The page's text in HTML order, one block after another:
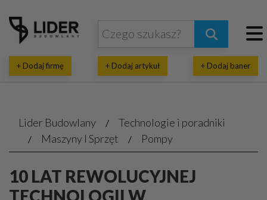
+ Dodaj firmę + Dodaj artykuł + Dodaj baner
Lider Budowlany
Technologie i poradniki
Maszyny I Sprzęt
Pompy
10 LAT REWOLUCYJNEJ
TECHNOLOGII W